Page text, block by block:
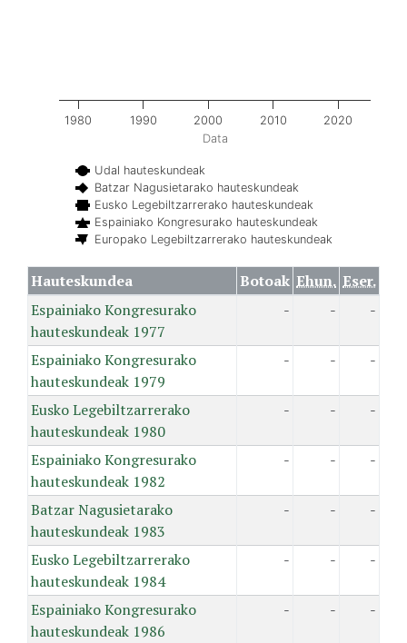
Data
Udal hauteskundeak
Batzar Nagusietarako hauteskundeak
Eusko Legebiltzarrerako hauteskundeak
Espainiako Kongresurako hauteskundeak
Europako Legebiltzarrerako hauteskundeak
1980 1990 2000 2010 2020
Hauteskundea Botoak Ehun. Eser.
Espainiako Kongresurako
hauteskundeak 1977
- - -
Espainiako Kongresurako
hauteskundeak 1979
- - -
Eusko Legebiltzarrerako
hauteskundeak 1980
- - -
Espainiako Kongresurako
hauteskundeak 1982
- - -
Batzar Nagusietarako
hauteskundeak 1983
- - -
Eusko Legebiltzarrerako
hauteskundeak 1984
- - -
Espainiako Kongresurako
hauteskundeak 1986
- - -